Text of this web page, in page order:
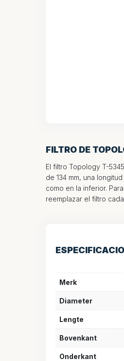
FILTRO DE
El filtro Topology T-
de 134 mm, una
como en la inferior.
reemplazar el filtro
Merk
Diameter
Lengte
Bovenkant
Onderkant